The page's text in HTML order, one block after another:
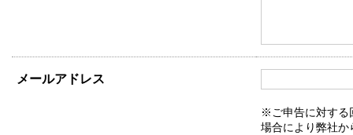
メールアドレス
※ご申告に対する
場合により弊社か